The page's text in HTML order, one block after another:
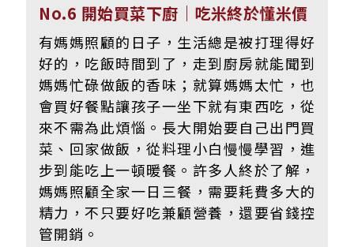
No.6 開始買菜下廚｜吃米終於懂米價
有媽媽照顧的日子，生活總是被打理得好
好的，吃飯時間到了，走到廚房就能聞到
媽媽忙碌做飯的香味；就算媽媽太忙，也
會買好餐點讓孩子一坐下就有東西吃，從
來不需為此煩惱。長大開始要自己出門買
菜、回家做飯，從料理小白慢慢學習，進
步到能吃上一頓暖餐。許多人終於了解，
媽媽照顧全家一日三餐，需要耗費多大的
精力，不只要好吃兼顧營養，還要省錢控
管開銷。